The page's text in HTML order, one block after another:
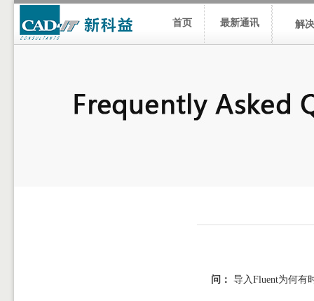
首页 最新通讯 解
问： 导入Fluent为何有